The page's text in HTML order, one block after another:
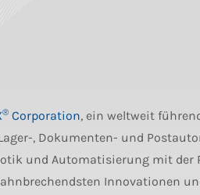
® Corporation, ein weltweit
, Dokumenten- und
und Automatisierung mit
Innovationen